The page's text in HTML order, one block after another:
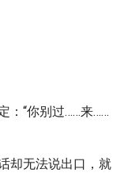
：“你别过……来……
却无法说出口，就